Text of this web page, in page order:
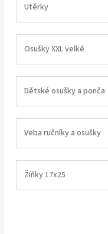
Utěrky
Osušky XXL velké
Dětské osušky a ponča
Veba ručníky a osušky
Žíňky 17x25